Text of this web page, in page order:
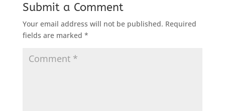
Submit a Comment
Your email address will not be published. Required
fields are marked *